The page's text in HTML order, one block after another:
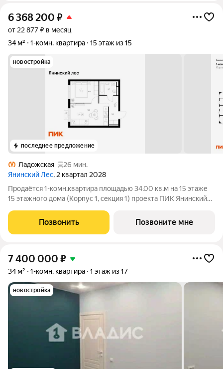
6 368 200 ₽
от 22 877 ₽ в месяц
34 м²
1-комн. квартира 15 этаж из 15
новостройка
последнее предложение
Ладожская
26 мин.
Янинский Лес, 2 квартал 2028
Продаётся 1-комн.квартира площадью 34.00 кв.м на 15 этаже
15 этажного дома (Корпус 1, секция 1) проекта ПИК Янинский
функциональная планировка, большие окна, с отделкой. Жилой
квартал «Янинский лес»
Позвонить Позвоните мне
7 400 000 ₽
34 м² 1-комн. квартира 1 этаж из 17
новостройка